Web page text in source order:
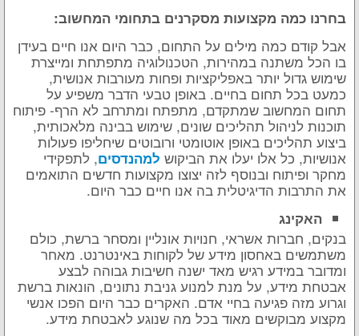
בחרנו כמה מקצועות מסקרנים בתחומי המחשוב:
אבל קודם כמה מילים על התחום, כבר היום אנו חיים בעידן
בו הכל משתנה במהירות, הטכנולוגיה מתפתחת ומייצרת
שימוש גדול יותר באפליקציות ופחות מעורבות אנושית,
כמעט בכל תחום בחיים. באופן טבעי הדבר משפיע על
תחום המחשוב שמתקדם, מתפתח ומתרחב לא הרף- פיתוח
תוכנות לניהול תהליכים שונים, שימוש בבינה מלאכותית,
ביצוע תהליכים באופן אוטומטי ורובוטים שיחליפו פעולות
אנושיות, כל אלו יעלו את הביקוש למהנדסים, לתפקידי
מחקר ופיתוח ובנוסף לזה יצוצו מקצועות חדשים התואמים
את התרבות הדיגיטלית בה אנו חיים כבר היום.
האקינג
בנקים, חברות אשראי, חנויות אונליין ומסחר ברשת, כולם
משתמשים באחסון מידע של לקוחות באינטרנט. מאחר
ומדובר במידע רגיש מאד ישנה חשיבות גבוהה לבצע
אבטחת מידע, על מנת למנוע גניבת נתונים, הונאות ברשת
וגרוע מזה פגיעה בחיי אדם. האקרים כבר היום הפכו אנשי
מקצוע מבוקשים מאוד בכל מה שנוגע לאבטחת מידע.